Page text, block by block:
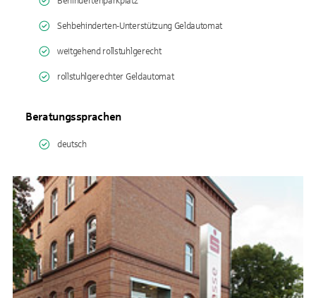
Sehbehinderten-Unterstützung Geldautomat
weitgehend rollstuhlgerecht
rollstuhlgerechter Geldautomat
Beratungssprachen
deutsch